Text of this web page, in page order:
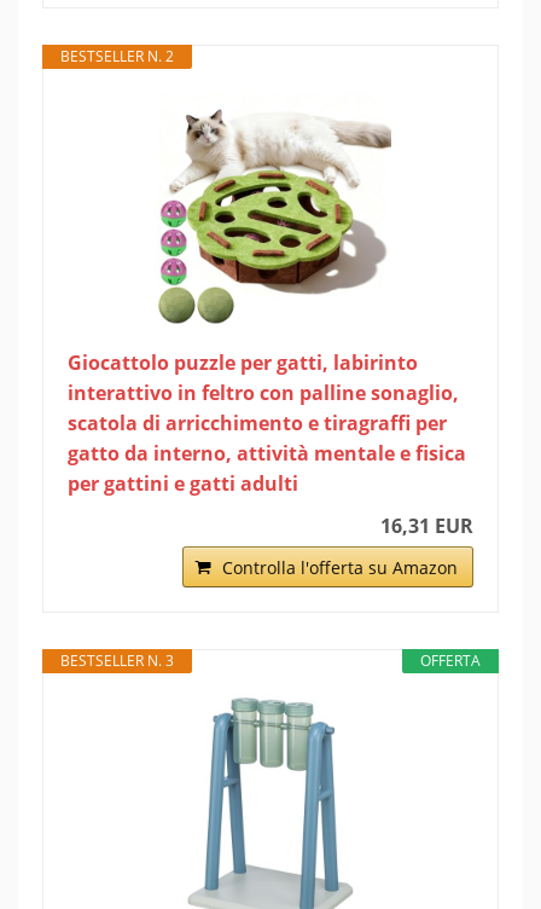
BESTSELLER N. 2
Giocattolo puzzle per gatti, labirinto
interattivo in feltro con palline sonaglio,
scatola di arricchimento e tiragraffi per
gatto da interno, attività mentale e fisica
per gattini e gatti adulti
16,31 EUR
Controlla l'offerta su Amazon
OFFERTA
BESTSELLER N. 3